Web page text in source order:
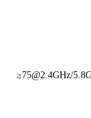
≥75@2.4GHz/